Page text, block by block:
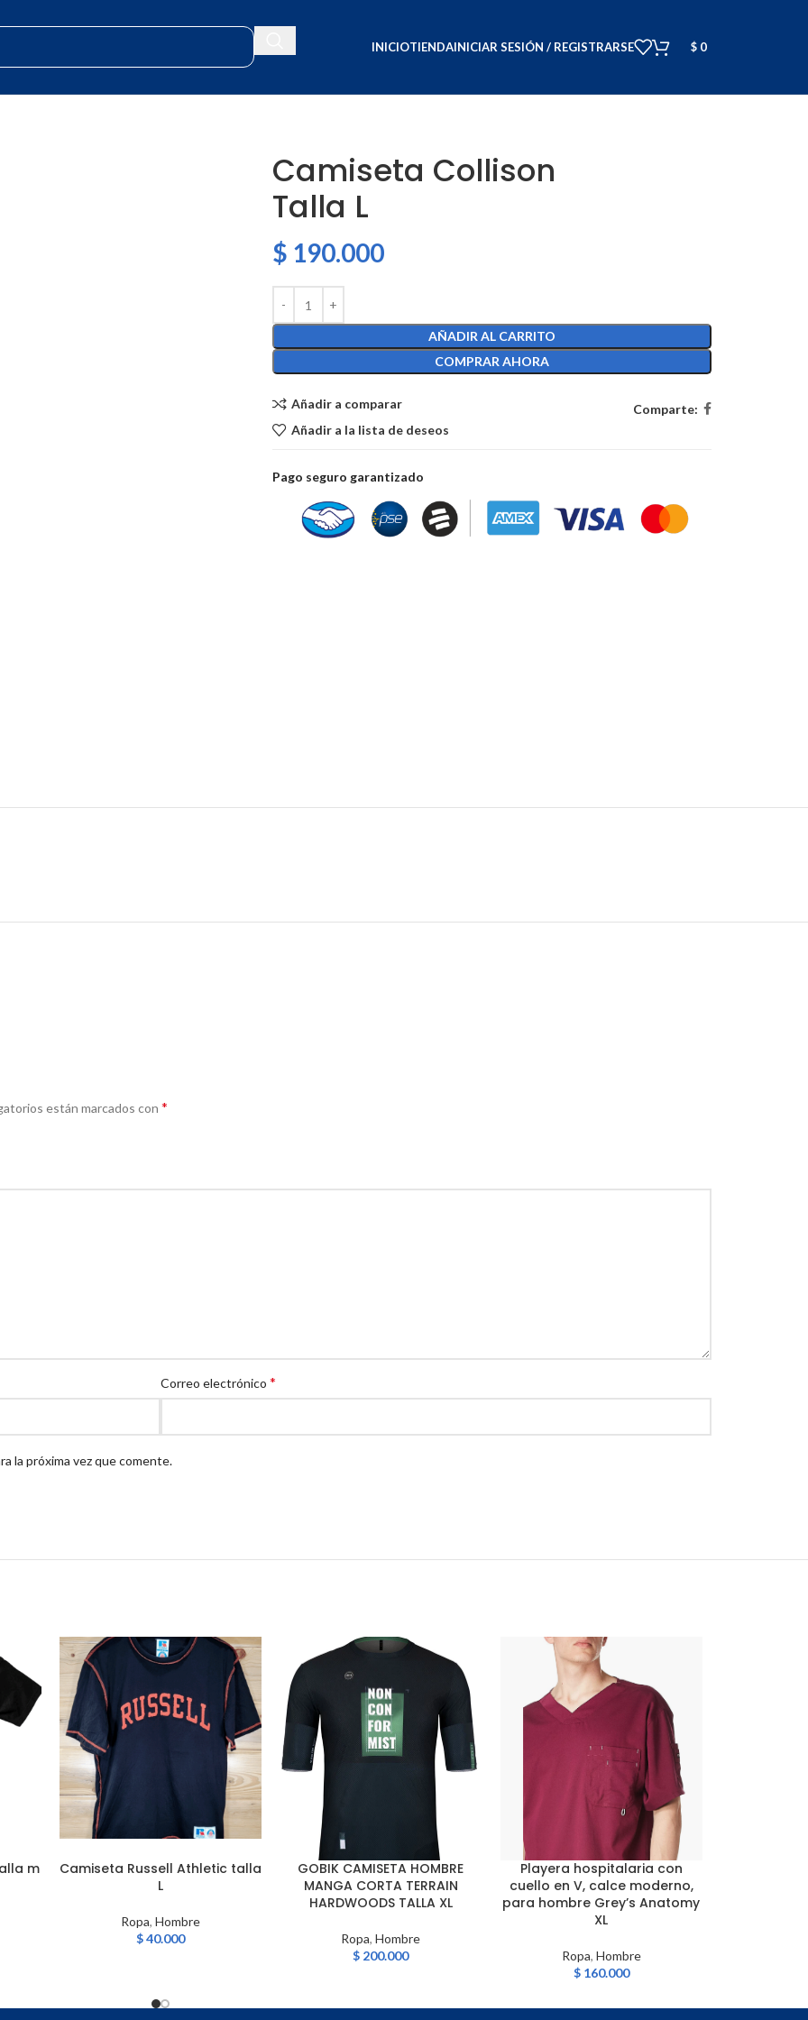
INICIOTIENDAINICIAR SESIÓN / REGISTRARSE $ 0
Camiseta Collison
Talla L
$ 190.000
AÑADIR AL CARRITO
COMPRAR AHORA
Añadir a comparar
Añadir a la lista de deseos
Comparte:
Pago seguro garantizado
están marcados con *
Correo electrónico *
la próxima vez que comente.
m
AÑADIR AL CARRITO
Camiseta Russell Athletic talla
L
Ropa, Hombre
$40.000
AÑADIR AL CARRITO
GOBIK CAMISETA HOMBRE
MANGA CORTA TERRAIN
HARDWOODS TALLA XL
Ropa,Hombre
$ 200.000
AÑADIR AL CARRITO
Playera hospitalaria con
cuello en V, calce moderno,
para hombre Grey’s Anatomy
XL
Ropa, Hombre
$160.000